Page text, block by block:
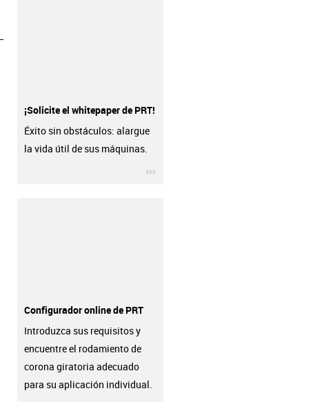
¡Solicite el whitepaper de PRT!
Éxito sin obstáculos: alargue
la vida útil de sus máquinas.
Configurador online de PRT
Introduzca sus requisitos y
encuentre el rodamiento de
corona giratoria adecuado
para su aplicación individual.